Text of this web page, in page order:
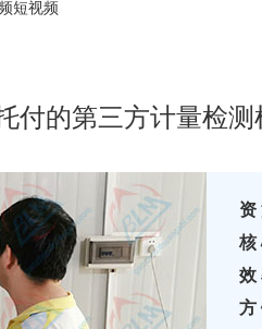
短视频
付的第三方计量检测
资
核
效
方